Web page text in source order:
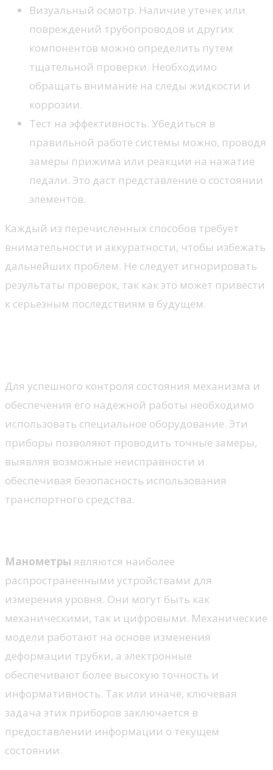
Визуальный осмотр. Наличие утечек или
повреждений трубопроводов и других
компонентов можно определить путем
тщательной проверки. Необходимо
обращать внимание на следы жидкости и
коррозии.
Тест на эффективность. Убедиться в
правильной работе системы можно, проводя
замеры прижима или реакции на нажатие
педали. Это даст представление о состоянии
элементов.
Каждый из перечисленных способов требует
внимательности и аккуратности, чтобы избежать
дальнейших проблем. Не следует игнорировать
результаты проверок, так как это может привести
к серьезным последствиям в будущем.
Для успешного контроля состояния механизма и
обеспечения его надежной работы необходимо
использовать специальное оборудование. Эти
приборы позволяют проводить точные замеры,
выявляя возможные неисправности и
обеспечивая безопасность использования
транспортного средства.
Манометры являются наиболее
распространенными устройствами для
измерения уровня. Они могут быть как
механическими, так и цифровыми. Механические
модели работают на основе изменения
деформации трубки, а электронные
обеспечивают более высокую точность и
информативность. Так или иначе, ключевая
задача этих приборов заключается в
предоставлении информации о текущем
состоянии.